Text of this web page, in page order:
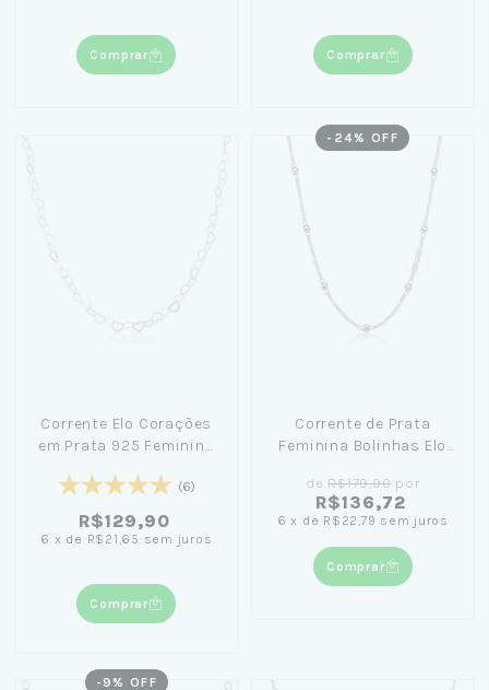
Comprar Comprar
Corrente Elo Corações
em Prata 925 Feminina
(6)
R$129,90
6 x de R$21,65 sem juros
Comprar
- 24% OFF
Corrente de Prata
Feminina Bolinhas Elo
deR$179,90 por
R$136,72
6 x de R$22,79 sem juros
Comprar
-9 % OFF